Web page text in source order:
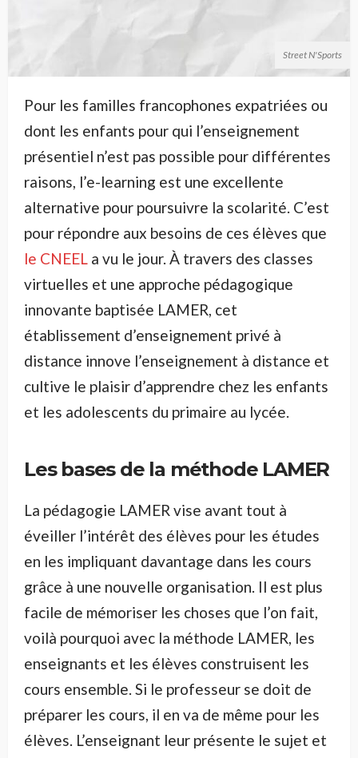
Street N'Sports
Pour les familles francophones expatriées ou
dont les enfants pour qui l’enseignement
présentiel n’est pas possible pour différentes
raisons, l’e-learning est une excellente
alternative pour poursuivre la scolarité. C’est
pour répondre aux besoins de ces élèves que
le CNEEL a vu le jour. À travers des classes
virtuelles et une approche pédagogique
innovante baptisée LAMER, cet
établissement d’enseignement privé à
distance innove l’enseignement à distance et
cultive le plaisir d’apprendre chez les enfants
et les adolescents du primaire au lycée.
Les bases de la méthode LAMER
La pédagogie LAMER vise avant tout à
éveiller l’intérêt des élèves pour les études
en les impliquant davantage dans les cours
grâce à une nouvelle organisation. Il est plus
facile de mémoriser les choses que l’on fait,
voilà pourquoi avec la méthode LAMER, les
enseignants et les élèves construisent les
cours ensemble. Si le professeur se doit de
préparer les cours, il en va de même pour les
élèves. L’enseignant leur présente le sujet et